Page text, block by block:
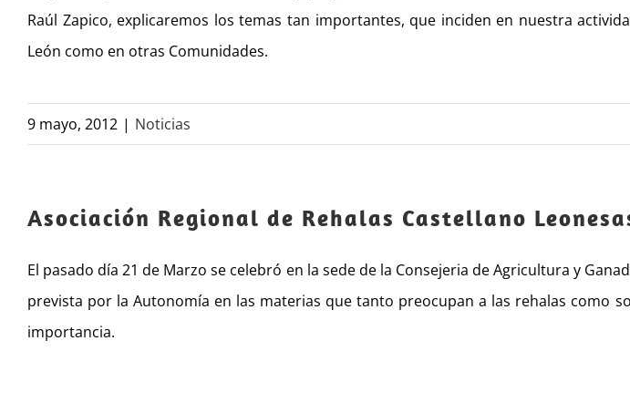
Raúl Zapico, explicaremos los temas tan importantes, que inciden en nuestra
León como en otras Comunidades.
9 mayo, 2012 | Noticias
Asociación Regional de Rehalas Castellano
El pasado día 21 de Marzo se celebró en la sede de la Consejeria de Agricultura y
prevista por la Autonomía en las materias que tanto preocupan a las rehalas como
importancia.